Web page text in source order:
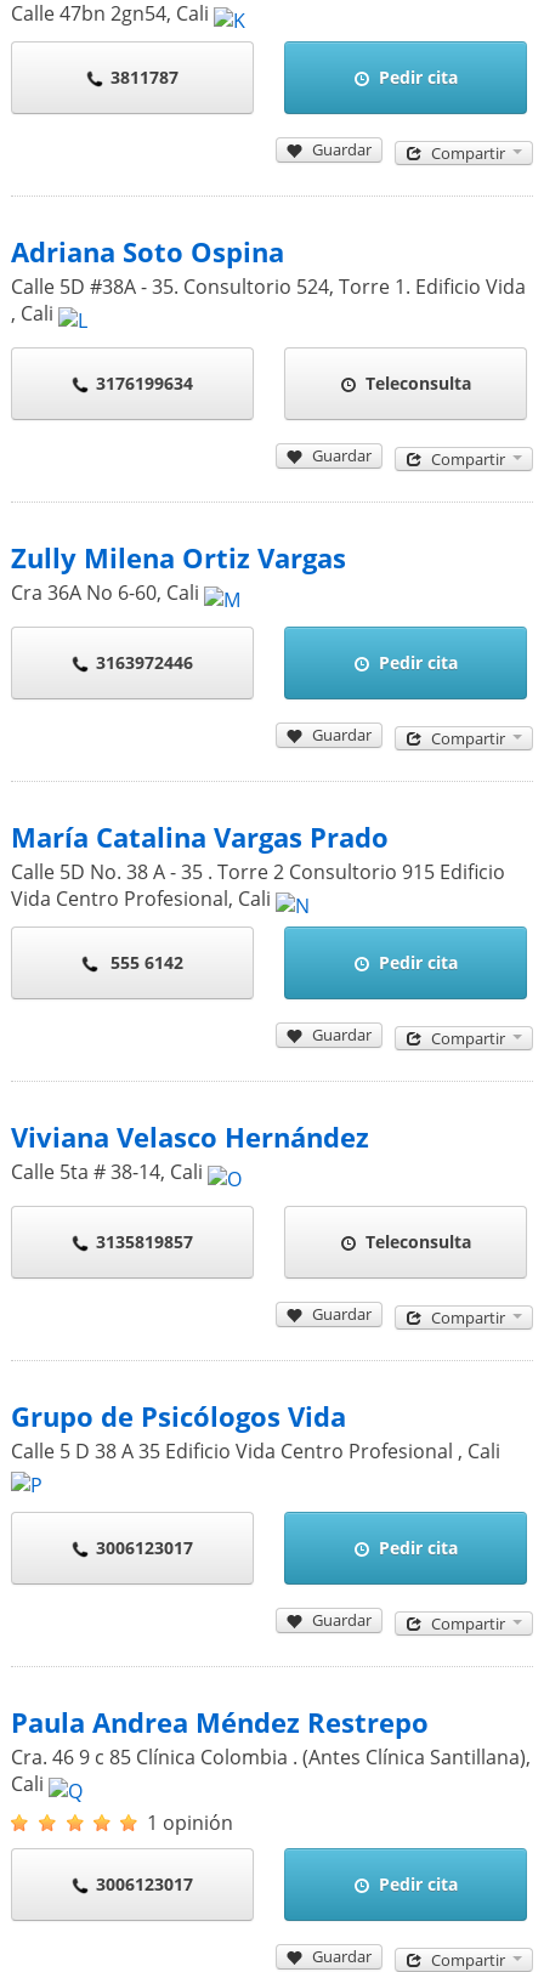
Calle 47bn 2gn54, Cali
3811787 Pedir cita
Guardar Compartir
Adriana Soto Ospina
Calle 5D #38A - 35. Consultorio 524, Torre 1. Edificio Vida
, Cali
3176199634 Teleconsulta
Guardar Compartir
Zully Milena Ortiz Vargas
Cra 36A No 6-60, Cali
3163972446 Pedir cita
Guardar Compartir
María Catalina Vargas Prado
Calle 5D No. 38 A - 35 . Torre 2 Consultorio 915 Edificio
Vida Centro Profesional, Cali
555 6142 Pedir cita
Guardar Compartir
Viviana Velasco Hernández
Calle 5ta # 38-14, Cali
3135819857 Teleconsulta
Guardar Compartir
Grupo de Psicólogos Vida
Calle 5 D 38 A 35 Edificio Vida Centro Profesional , Cali
3006123017 Pedir cita
Guardar Compartir
Paula Andrea Méndez Restrepo
Cra. 46 9 c 85 Clínica Colombia . (Antes Clínica Santillana),
Cali
1 opinión
3006123017 Pedir cita
Guardar Compartir